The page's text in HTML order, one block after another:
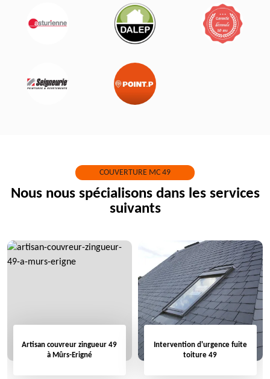
COUVERTURE MC 49
Nous nous spécialisons dans les services
suivants
Artisan couvreur zingueur 49
à Mûrs-Erigné
Intervention d'urgence fuite
toiture 49